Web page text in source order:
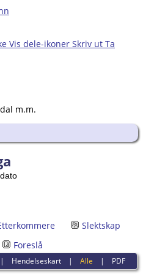
Vis dele-ikoner Skriv ut Ta
m.m.
Slektskap
Foreslå
Hendelseskart |Alle | PDF